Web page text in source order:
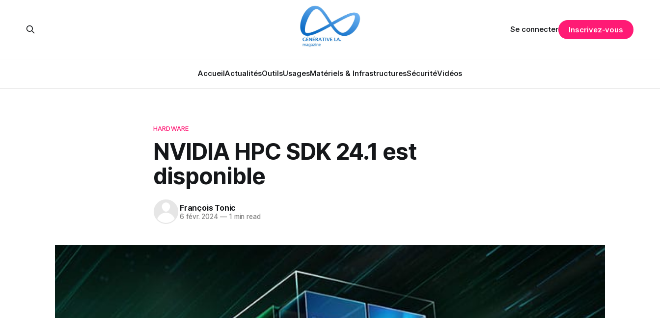
AccueilActualitésOutilsUsagesMatériels & InfrastructuresSécuritéVidéos
Se connecter Inscrivez-vous
HARDWARE
NVIDIA HPC SDK 24.1 est
disponible
François Tonic
6 févr. 2024 —1 min read